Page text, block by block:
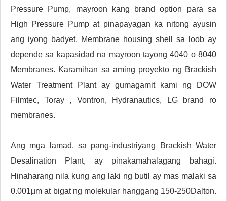
Pressure Pump, mayroon kang brand option para sa
High Pressure Pump at pinapayagan ka nitong ayusin
ang iyong badyet. Membrane housing shell sa loob ay
depende sa kapasidad na mayroon tayong 4040 o 8040
Membranes. Karamihan sa aming proyekto ng Brackish
Water Treatment Plant ay gumagamit kami ng DOW
Filmtec, Toray , Vontron, Hydranautics, LG brand ro
membranes.
Ang mga lamad, sa pang-industriyang Brackish Water
Desalination Plant, ay pinakamahalagang bahagi.
Hinaharang nila kung ang laki ng butil ay mas malaki sa
0.001µm at bigat ng molekular hanggang 150-250Dalton.